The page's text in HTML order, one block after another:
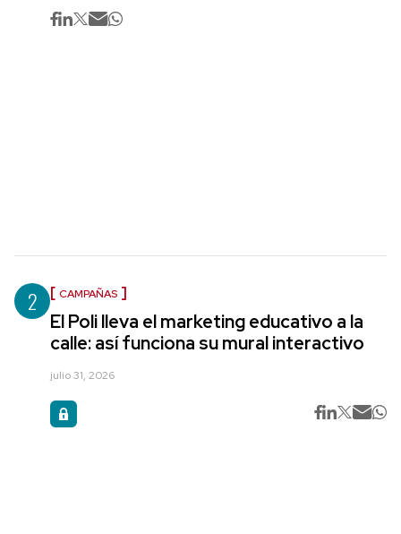
2 CAMPAÑAS
El Poli lleva el marketing educativo a la
calle: así funciona su mural interactivo
julio 31, 2026